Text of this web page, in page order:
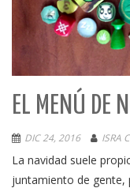
EL MENÚ DE
DIC 24, 2016 ISRA
La navidad suele
juntamiento de gente,